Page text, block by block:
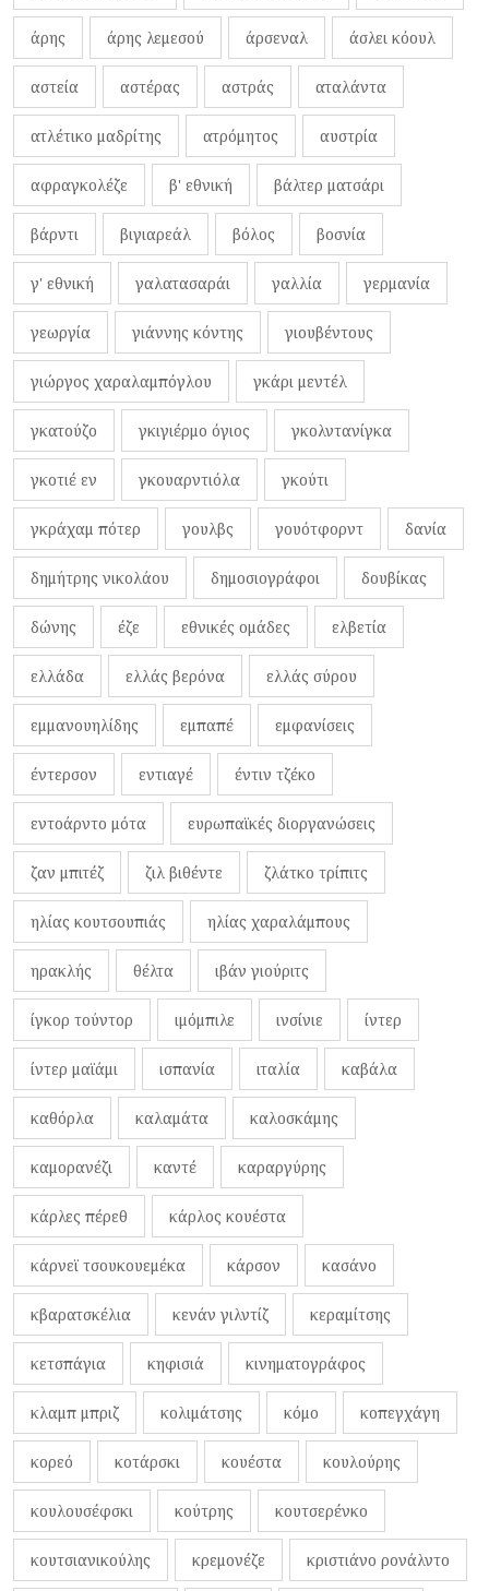
άρης άρης λεμεσού άρσεναλ άσλει κόουλ
αστεία αστέρας αστράς αταλάντα
ατλέτικο μαδρίτης ατρόμητος αυστρία
αφραγκολέζε β' εθνική βάλτερ ματσάρι
βάρντι βιγιαρεάλ βόλος βοσνία
γ' εθνική γαλατασαράι γαλλία γερμανία
γεωργία γιάννης κόντης γιουβέντους
γιώργος χαραλαμπόγλου γκάρι μεντέλ
γκατούζο γκιγιέρμο όγιος γκολντανίγκα
γκοτιέ εν γκουαρντιόλα γκούτι
γκράχαμ πότερ γουλβς γουότφορντ δανία
δημήτρης νικολάου δημοσιογράφοι δουβίκας
δώνης έζε εθνικές ομάδες ελβετία
ελλάδα ελλάς βερόνα ελλάς σύρου
εμμανουηλίδης εμπαπέ εμφανίσεις
έντερσον εντιαγέ έντιν τζέκο
εντοάρντο μότα ευρωπαϊκές διοργανώσεις
ζαν μπιτέζ ζιλ βιθέντε ζλάτκο τρίπιτς
ηλίας κουτσουπιάς ηλίας χαραλάμπους
ηρακλής θέλτα ιβάν γιούριτς
ίγκορ τούντορ ιμόμπιλε ινσίνιε ίντερ
ίντερ μαϊάμι ισπανία ιταλία καβάλα
καθόρλα καλαμάτα καλοσκάμης
καμορανέζι καντέ καραργύρης
κάρλες πέρεθ κάρλος κουέστα
κάρνεϊ τσουκουεμέκα κάρσον κασάνο
κβαρατσκέλια κενάν γιλντίζ κεραμίτσης
κετσπάγια κηφισιά κινηματογράφος
κλαμπ μπριζ κολιμάτσης κόμο κοπεγχάγη
κορεό κοτάρσκι κουέστα κουλούρης
κουλουσέφσκι κούτρης κουτσερένκο
κουτσιανικούλης κρεμονέζε κριστιάνο ρονάλντο